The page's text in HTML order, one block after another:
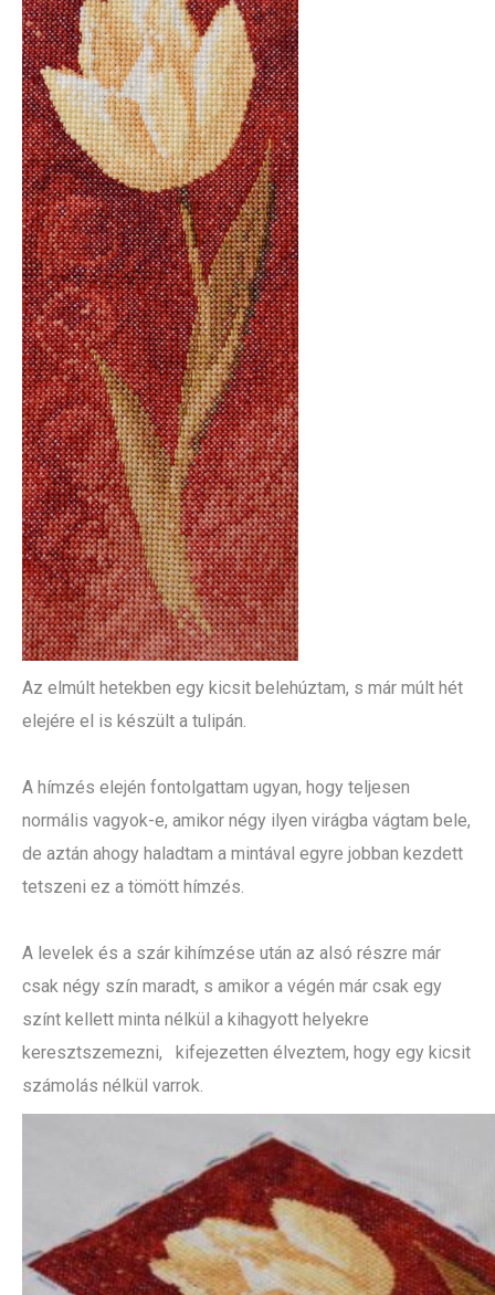
Az elmúlt hetekben egy kicsit belehúztam, s már múlt hét
elejére el is készült a tulipán.
A hímzés elején fontolgattam ugyan, hogy teljesen
normális vagyok-e, amikor négy ilyen virágba vágtam bele,
de aztán ahogy haladtam a mintával egyre jobban kezdett
tetszeni ez a tömött hímzés.
A levelek és a szár kihímzése után az alsó részre már
csak négy szín maradt, s amikor a végén már csak egy
színt kellett minta nélkül a kihagyott helyekre
keresztszemezni, kifejezetten élveztem, hogy egy kicsit
számolás nélkül varrok.